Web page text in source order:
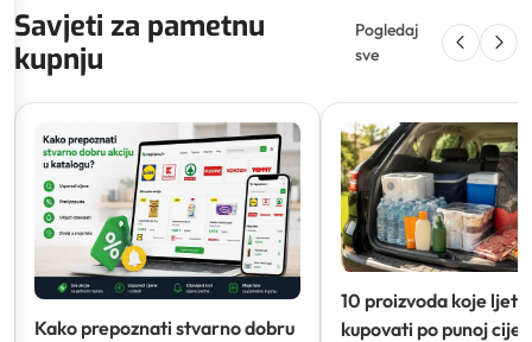
Savjeti za pametnu
kupnju
Pogledaj
sve
Kako prepoznati stvarno dobru
10 proizvoda koje ljeti
kupovati po punoj